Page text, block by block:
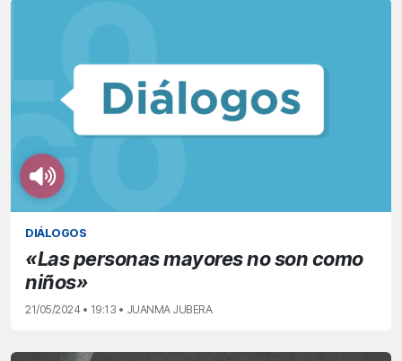
DIÁLOGOS
«Las personas mayores no son como
niños»
21/05/2024 • 19:13 • JUANMA JUBERA